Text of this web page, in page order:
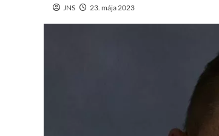
JNS 23. mája 2023